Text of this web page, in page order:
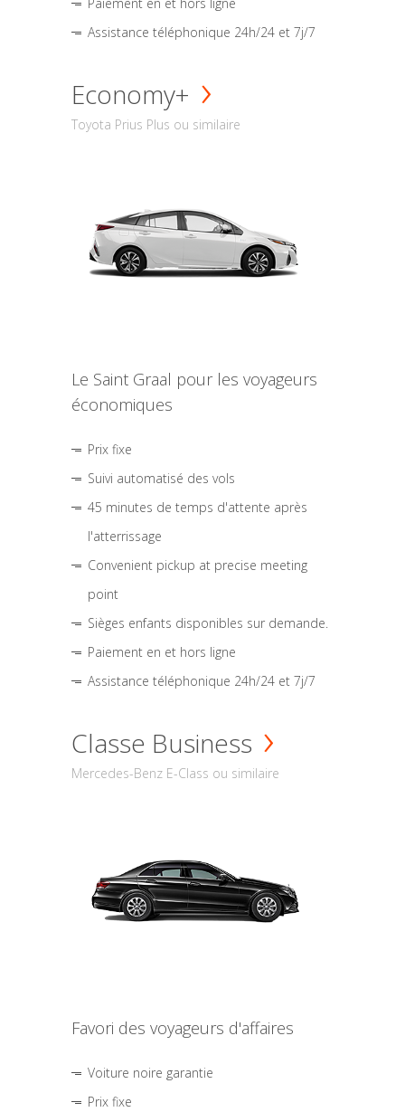
Assistance téléphonique 24h/24 et 7j/7
Economy+
Toyota Prius Plus ou similaire
Le Saint Graal pour les voyageurs
économiques
Prix fixe
Suivi automatisé des vols
45 minutes de temps d'attente après
l'atterrissage
Convenient pickup at precise meeting
point
Sièges enfants disponibles sur demande.
Paiement en et hors ligne
Assistance téléphonique 24h/24 et 7j/7
Classe Business
Mercedes-Benz E-Class ou similaire
Favori des voyageurs d'affaires
Voiture noire garantie
Prix fixe